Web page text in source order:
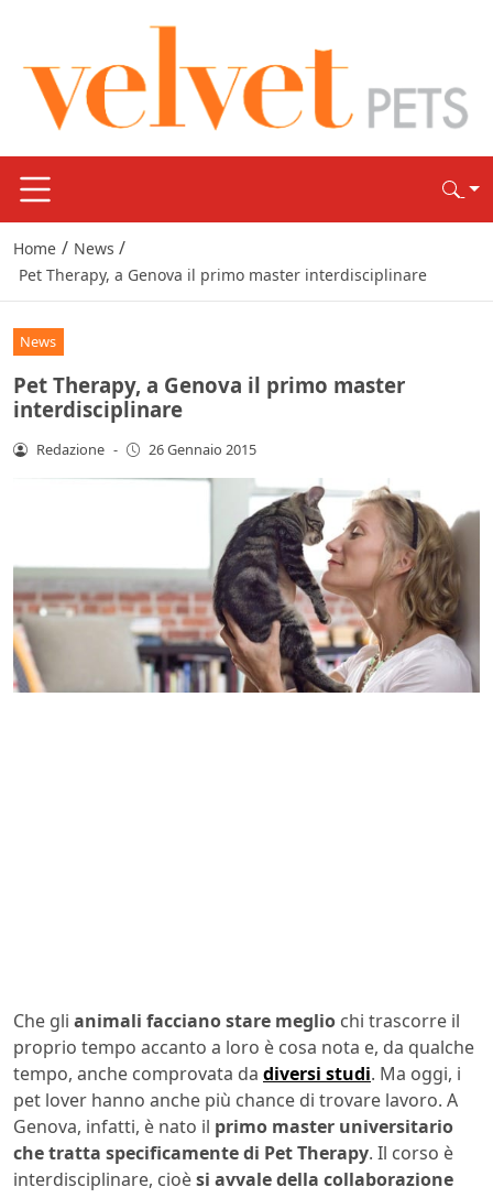
Home / News /
Pet Therapy, a Genova il primo master interdisciplinare
News
Pet Therapy, a Genova il primo master
interdisciplinare
Redazione - 26 Gennaio 2015
Che gli animali facciano stare meglio chi trascorre il
proprio tempo accanto a loro è cosa nota e, da qualche
tempo, anche comprovata da diversi studi. Ma oggi, i
pet lover hanno anche più chance di trovare lavoro. A
Genova, infatti, è nato il primo master universitario
che tratta specificamente di Pet Therapy. Il corso è
interdisciplinare, cioèsi avvale della collaborazione